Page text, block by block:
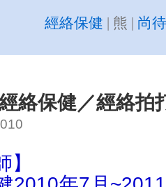
經絡保健 | 熊 | 尚
絡保健／經絡拍
】